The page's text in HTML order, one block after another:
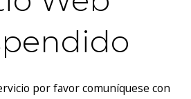
por favor comuníquese con